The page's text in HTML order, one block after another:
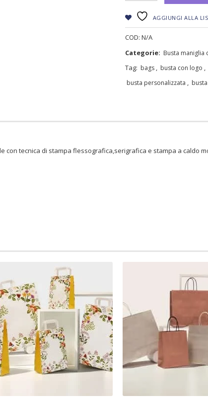
AGGIUNGI ALLA
COD: N/A
Categorie: Busta maniglia
Tag: bags busta con logo
busta personalizzata
tecnica di stampa flessografica,serigrafica e stampa a caldo